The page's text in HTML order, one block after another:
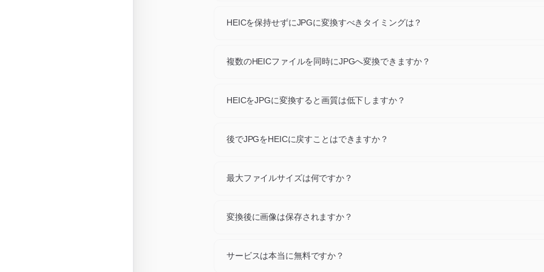
います。HEICをJPGに変換すると、同じ視覚的コンテンツを保ちつつ、目的に合
HEICを保持せずにJPGに変換すべきタイミングは？
ットフォームが指定する形式が必要、といった場合はJPGに変換してください。元
複数のHEICファイルを同時にJPGへ変換できますか？
す。個別ダウンロードもZIP一括ダウンロードも可能です。
HEICをJPGに変換すると画質は低下しますか？
の再圧縮はなく、通常の表示サイズでは元画像とほぼ同じ見た目です。
後でJPGをHEICに戻すことはできますか？
換えられるため、忠実度が重要な場合は往復変換を繰り返さないでください。
最大ファイルサイズは何ですか？
変換後に画像は保存されますか？
サービスは本当に無料ですか？